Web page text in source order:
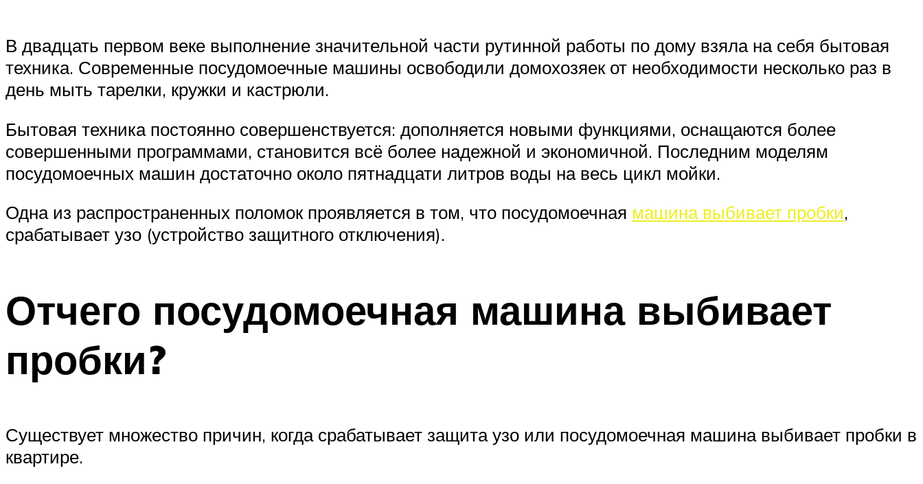
В двадцать первом веке выполнение значительной части рутинной работы по дому взяла на себя бытовая
техника. Современные посудомоечные машины освободили домохозяек от необходимости несколько раз в
день мыть тарелки, кружки и кастрюли.
Бытовая техника постоянно совершенствуется: дополняется новыми функциями, оснащаются более
совершенными программами, становится всё более надежной и экономичной. Последним моделям
посудомоечных машин достаточно около пятнадцати литров воды на весь цикл мойки.
Одна из распространенных поломок проявляется в том, что посудомоечная машина выбивает пробки,
срабатывает узо (устройство защитного отключения).
Отчего посудомоечная машина выбивает
пробки?
Существует множество причин, когда срабатывает защита узо или посудомоечная машина выбивает пробки в
квартире.